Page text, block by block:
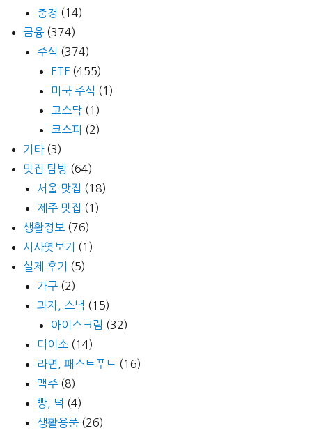
충청 (14)
금융 (374)
주식 (374)
ETF (455)
미국 주식 (1)
코스닥 (1)
코스피 (2)
기타(3)
맛집 탐방 (64)
서울 맛집 (18)
제주 맛집 (1)
생활정보 (76)
시사엿보기
(1)
실제 후기
(5)
가구 (2)
과자, 스낵 (15)
아이스크림 (32)
다이소 (14)
라면, 패스트푸드 (16)
맥주 (8)
빵, 떡 (4)
생활용품 (26)